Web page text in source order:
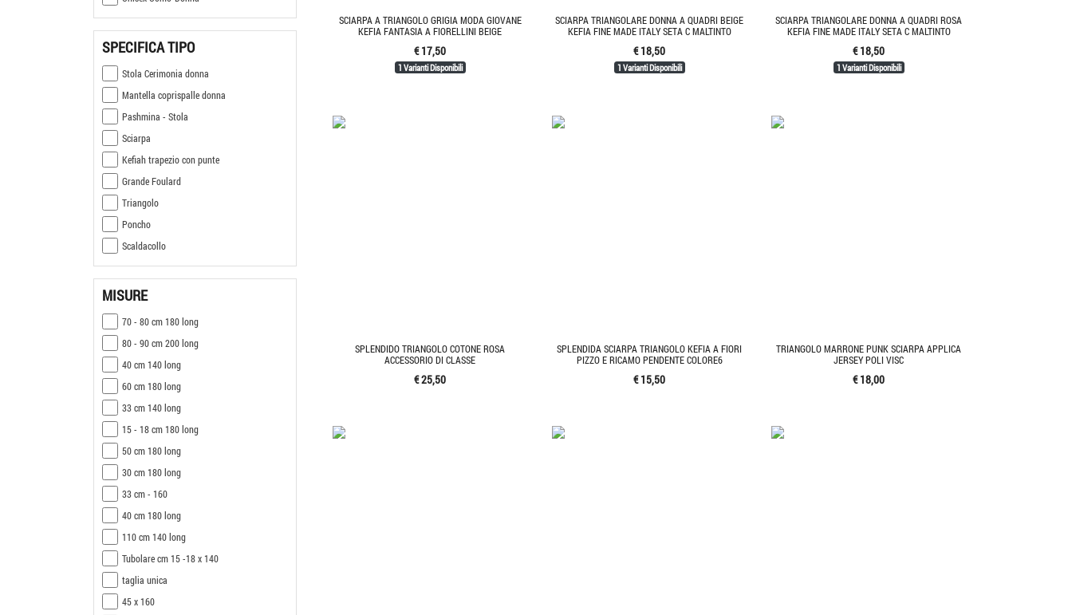
SPECIFICA TIPO
Stola Cerimonia donna
Mantella coprispalle donna
Pashmina - Stola
Sciarpa
Kefiah trapezio con punte
Grande Foulard
Triangolo
Poncho
Scaldacollo
MISURE
70 - 80 cm 180 long
80 - 90 cm 200 long
40 cm 140 long
60 cm 180 long
33 cm 140 long
15 - 18 cm 180 long
50 cm 180 long
30 cm 180 long
33 cm - 160
40 cm 180 long
110 cm 140 long
Tubolare cm 15 -18 x 140
taglia unica
45 x 160
SCIARPA A TRIANGOLO GRIGIA MODA GIOVANE
KEFIA FANTASIA A FIORELLINI BEIGE
€ 17,50
1 Varianti Disponibili
SCIARPA TRIANGOLARE DONNA A QUADRI BEIGE
KEFIA FINE MADE ITALY SETA C MALTINTO
€ 18,50
1 Varianti Disponibili
SCIARPA TRIANGOLARE DONNA A QUADRI ROSA
KEFIA FINE MADE ITALY SETA C MALTINTO
€ 18,50
1 Varianti Disponibili
SPLENDIDO TRIANGOLO COTONE ROSA
ACCESSORIO DI CLASSE
€ 25,50
SPLENDIDA SCIARPA TRIANGOLO KEFIA A FIORI
PIZZO E RICAMO PENDENTE COLORE6
€ 15,50
TRIANGOLO MARRONE PUNK SCIARPA APPLICA
JERSEY POLI VISC
€ 18,00